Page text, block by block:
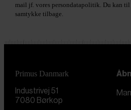
mail jf. vores persondatapolitik. Du kan
samtykke tilbage.
Primus Danmark
Industrivej 51
7080 Børkop